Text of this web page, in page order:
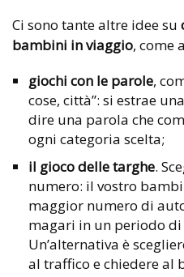
Ci sono tante altre idee su
bambini in viaggio, come
giochi con le parole,
cose, città”: si estrae
dire una parola che
ogni categoria scelta;
il gioco delle targhe.
numero: il vostro
maggior numero di
magari in un periodo
Un’alternativa è
al traffico e chiedere al